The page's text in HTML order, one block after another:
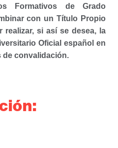
Formativos de Grado
con un Título Propio
realizar, si así se desea, la
Oficial español en
de convalidación.